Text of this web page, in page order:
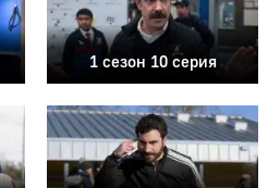
1 сезон 10 серия